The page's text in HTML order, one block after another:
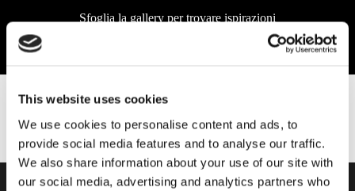
This website uses cookies
We use cookies to personalise content and ads, to
provide social media features and to analyse our traffic.
We also share information about your use of our site with
our social media, advertising and analytics partners who
Sfoglia la gallery per trovare ispirazioni